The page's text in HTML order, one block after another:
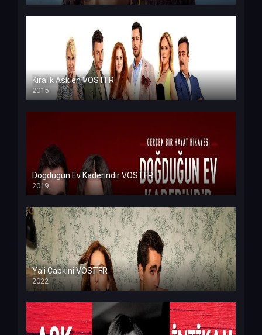
Kiralik Ask en VOSTFR
2015
Dogdugun Ev Kaderindir VOSTFR
2019
Yali Capkini VOSTFR
2022